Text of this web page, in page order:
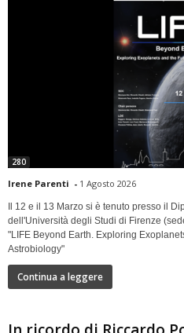
280
Irene Parenti - 1 Agosto 2026
Il 12 e il 13 Marzo si è tenuto presso il
dell'Università degli Studi di Firenze
"LIFE Beyond Earth. Exploring
Astrobiology"
Continua a leggere